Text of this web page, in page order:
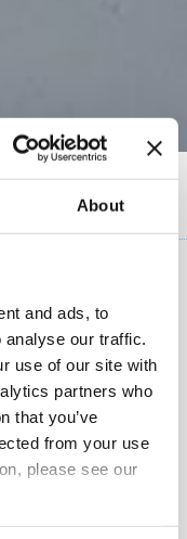
About
and ads, to
analyse our traffic.
use of our site with
partners who
that you’ve
from your use
please see our
mit